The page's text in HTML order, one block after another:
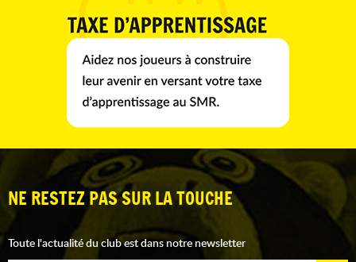
NE RESTEZ PAS SUR LA TOUCHE
Toute l'actualité du club est dans notre newsletter